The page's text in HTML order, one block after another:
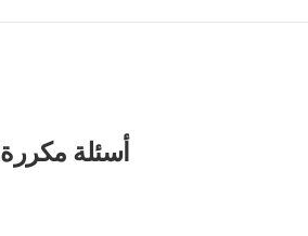
أسئلة مكررة